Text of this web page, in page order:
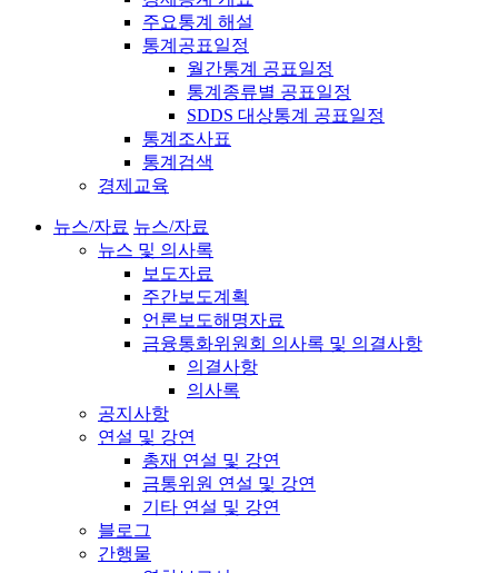
주요통계 해설
통계공표일정
월간통계 공표일정
통계종류별 공표일정
SDDS 대상통계 공표일정
통계조사표
통계검색
경제교육
뉴스/자료 뉴스/자료
뉴스 및 의사록
보도자료
주간보도계획
언론보도해명자료
금융통화위원회 의사록 및 의결사항
의결사항
의사록
공지사항
연설 및 강연
총재 연설 및 강연
금통위원 연설 및 강연
기타 연설 및 강연
블로그
간행물